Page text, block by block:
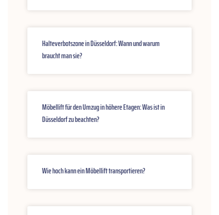
Halteverbotszone in Düsseldorf: Wann und warum
braucht man sie?
Möbellift für den Umzug in höhere Etagen: Was ist in
Düsseldorf zu beachten?
Wie hoch kann ein Möbellift transportieren?